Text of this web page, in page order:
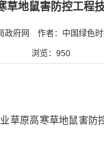
草地鼠害防控工程
政府网 作者：中国绿色
浏览： 950
草原高寒草地鼠害防